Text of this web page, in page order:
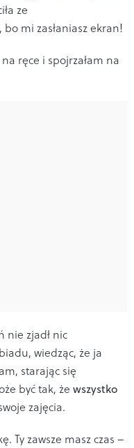
ze
mi zasłaniasz ekran!
ręce i spojrzałam na
nie zjadł nic
wiedząc, że ja
starając się
być tak, że wszystko
zajęcia.
Ty zawsze masz czas –